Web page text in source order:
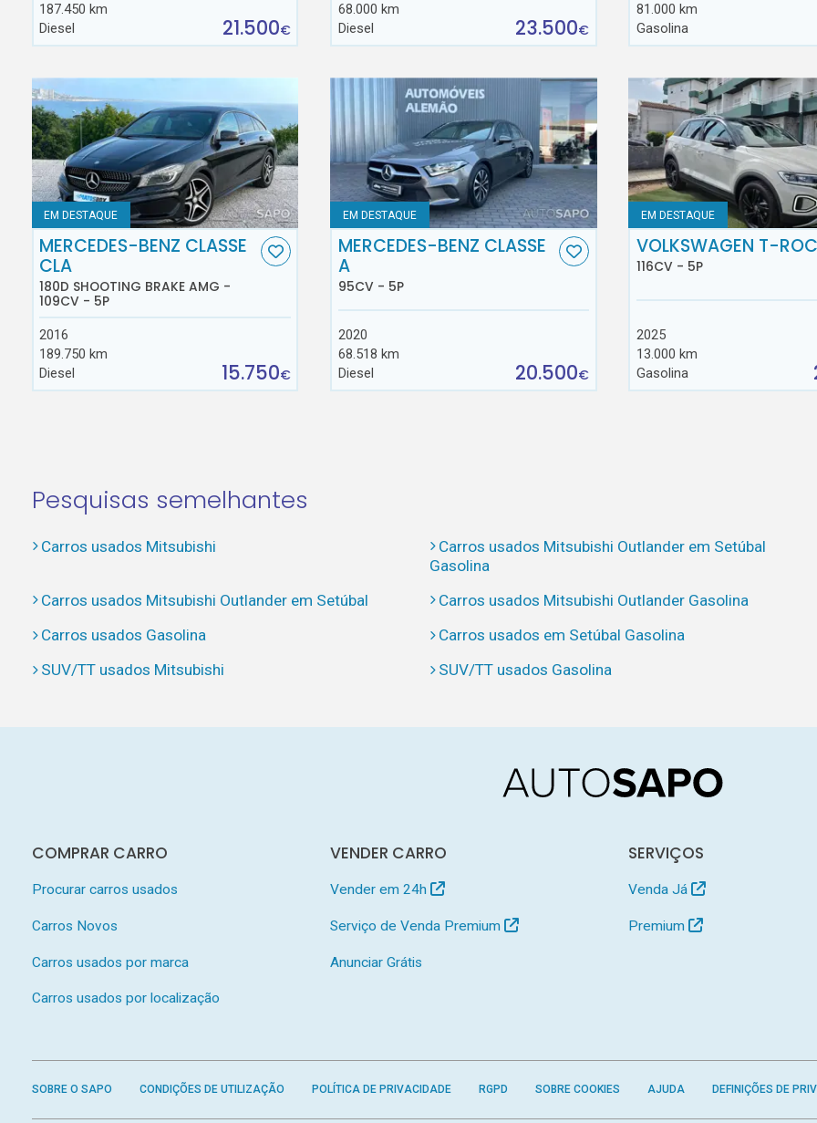
187.450 km
Diesel
21.500€
68.000 km
Diesel
23.500€
81.000 km
Gasolina
EM DESTAQUE
MERCEDES-BENZ CLASSE
CLA
180D SHOOTING BRAKE AMG -
109CV - 5P
2016
189.750 km
Diesel
15.750€
EM DESTAQUE
MERCEDES-BENZ CLASSE
A
95CV - 5P
2020
68.518 km
Diesel
20.500€
EM DESTAQUE
VOLKSWAGEN T-ROC
116CV - 5P
2025
13.000 km
Gasolina
Pesquisas semelhantes
Carros usados Mitsubishi
Carros usados Mitsubishi Outlander em Setúbal
Gasolina
Carros usados Mitsubishi Outlander em Setúbal Carros usados Mitsubishi Outlander Gasolina
Carros usados Gasolina
Carros usados em Setúbal Gasolina
SUV/TT usados Mitsubishi
SUV/TT usados Gasolina
COMPRAR CARRO
Procurar carros usados
Carros Novos
Carros usados por marca
Carros usados por localização
VENDER CARRO
Vender em 24h
Serviço de Venda Premium
Anunciar Grátis
SERVIÇOS
Venda Já
Premium
SOBRE O SAPO CONDIÇÕES DE UTILIZAÇÃO POLÍTICA DE PRIVACIDADE RGPD SOBRE COOKIES AJUDA DEFINIÇÕES DE